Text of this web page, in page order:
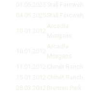
01.05.2025 Stall Fernweh
04.05.2025 Stall Fernweh
10.01.2012
Arcadia
Morgans
10.01.2012
Arcadia
Morgans
11.01.2012 Chinét Ranch
15.01.2012 Chinét Ranch
28.03.2012 Bremen Park